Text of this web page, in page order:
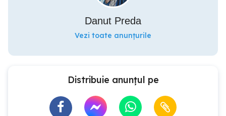
Danut Preda
Vezi toate anunțurile
Distribuie anunțul pe